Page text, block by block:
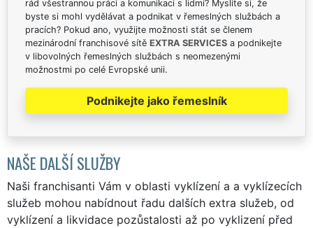
rád všestrannou práci a komunikaci s lidmi? Myslíte si, že
byste si mohl vydělávat a podnikat v řemeslných službách a
pracích? Pokud ano, využijte možnosti stát se členem
mezinárodní franchisové sítě EXTRA SERVICES a podnikejte
v libovolných řemeslných službách s neomezenými
možnostmi po celé Evropské unii.
Podnikejte jako řemeslník
NAŠE DALŠÍ SLUŽBY
Naši franchisanti Vám v oblasti vyklízení a a vyklízecích
služeb mohou nabídnout řadu dalších extra služeb, od
vyklízení a likvidace pozůstalosti až po vyklizení před